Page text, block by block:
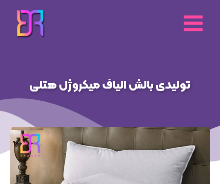
محتوا
تولیدی بالش الیاف میکروژل هتلی